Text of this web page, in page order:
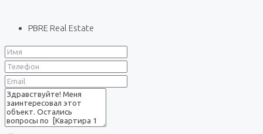
PBRE Real Estate